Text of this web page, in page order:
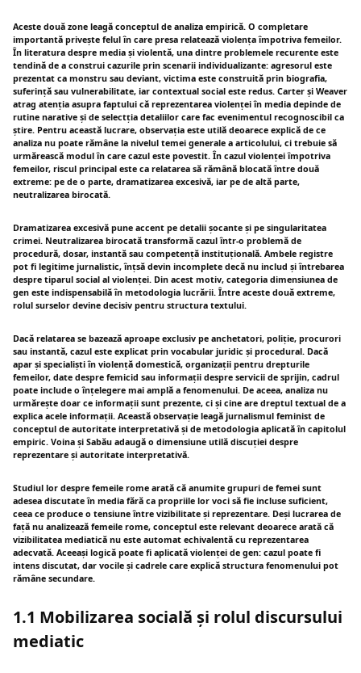
Aceste două zone leagă conceptul de analiza empirică. O completare
importantă privește felul în care presa relatează violența împotriva femeilor.
În literatura despre media și violentă, una dintre problemele recurente este
tendină de a construi cazurile prin scenarii individualizante: agresorul este
prezentat ca monstru sau deviant, victima este construită prin biografia,
suferință sau vulnerabilitate, iar contextual social este redus. Carter și Weaver
atrag atenția asupra faptului că reprezentarea violenței în media depinde de
rutine narative și de selectția detaliilor care fac evenimentul recognoscibil ca
știre. Pentru această lucrare, observația este utilă deoarece explică de ce
analiza nu poate rămâne la nivelul temei generale a articolului, ci trebuie să
urmărească modul în care cazul este povestit. În cazul violenței împotriva
femeilor, riscul principal este ca relatarea să rămână blocată între două
extreme: pe de o parte, dramatizarea excesivă, iar pe de altă parte,
neutralizarea birocată.
Dramatizarea excesivă pune accent pe detalii șocante și pe singularitatea
crimei. Neutralizarea birocată transformă cazul într-o problemă de
procedură, dosar, instantă sau competență instituțională. Ambele registre
pot fi legitime jurnalistic, înțsă devin incomplete decă nu includ și întrebarea
despre tiparul social al violenței. Din acest motiv, categoria dimensiunea de
gen este indispensabilă în metodologia lucrării. Între aceste două extreme,
rolul surselor devine decisiv pentru structura textului.
Dacă relatarea se bazează aproape exclusiv pe anchetatori, poliție, procurori
sau instantă, cazul este explicat prin vocabular juridic și procedural. Dacă
apar și specialiști în violență domestică, organizații pentru drepturile
femeilor, date despre femicid sau informații despre servicii de sprijin, cadrul
poate include o înțelegere mai amplă a fenomenului. De aceea, analiza nu
urmărește doar ce informații sunt prezente, ci și cine are dreptul textual de a
explica acele informații. Această observație leagă jurnalismul feminist de
conceptul de autoritate interpretativă și de metodologia aplicată în capitolul
empiric. Voina și Sabău adaugă o dimensiune utilă discuției despre
reprezentare și autoritate interpretativă.
Studiul lor despre femeile rome arată că anumite grupuri de femei sunt
adesea discutate în media fără ca propriile lor voci să fie incluse suficient,
ceea ce produce o tensiune între vizibilitate și reprezentare. Deși lucrarea de
față nu analizează femeile rome, conceptul este relevant deoarece arată că
vizibilitatea mediatică nu este automat echivalentă cu reprezentarea
adecvată. Aceeași logică poate fi aplicată violenței de gen: cazul poate fi
intens discutat, dar vocile și cadrele care explică structura fenomenului pot
rămâne secundare.
1.1 Mobilizarea socială și rolul discursului
mediatic